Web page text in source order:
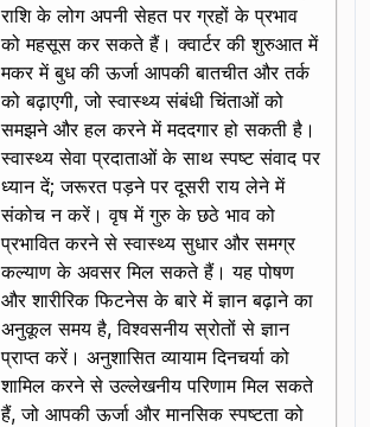
राशि के लोग अपनी सेहत पर ग्रहों के प्रभाव
को महसूस कर सकते हैं। क्वार्टर की शुरुआत में
मकर में बुध की ऊर्जा आपकी बातचीत और तर्क
को बढ़ाएगी, जो स्वास्थ्य संबंधी चिंताओं को
समझने और हल करने में मददगार हो सकती है।
स्वास्थ्य सेवा प्रदाताओं के साथ स्पष्ट संवाद पर
ध्यान दें; जरूरत पड़ने पर दूसरी राय लेने में
संकोच न करें। वृष में गुरु के छठे भाव को
प्रभावित करने से स्वास्थ्य सुधार और समग्र
कल्याण के अवसर मिल सकते हैं। यह पोषण
और शारीरिक फिटनेस के बारे में ज्ञान बढ़ाने का
अनुकूल समय है, विश्वसनीय स्रोतों से ज्ञान
प्राप्त करें। अनुशासित व्यायाम दिनचर्या को
शामिल करने से उल्लेखनीय परिणाम मिल सकते
हैं, जो आपकी ऊर्जा और मानसिक स्पष्टता को